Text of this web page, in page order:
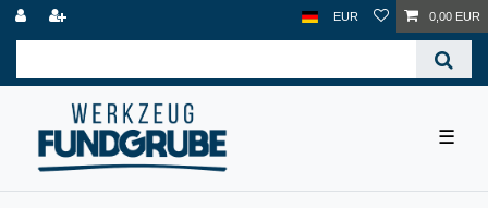
EUR 0,00 EUR
☰